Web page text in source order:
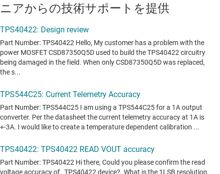
ニアからの技術サポートを提供